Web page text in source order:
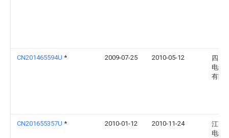
CN201465594U * 2009-07-25 2010-05-12
四川
电缆
有限
CN201655357U * 2010-01-12 2010-11-24
江苏
电缆